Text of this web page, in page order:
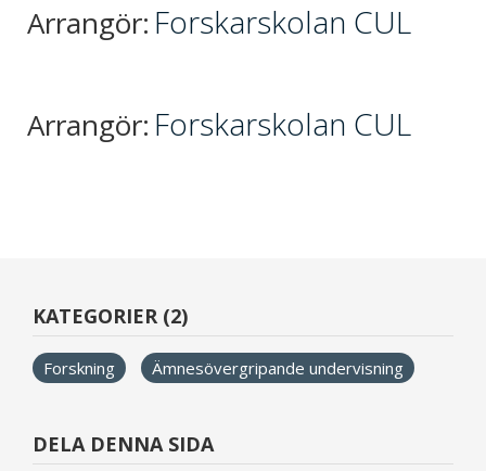
Arrangör: Forskarskolan CUL
Arrangör: Forskarskolan CUL
KATEGORIER (2)
Forskning Ämnesövergripande undervisning
DELA DENNA SIDA